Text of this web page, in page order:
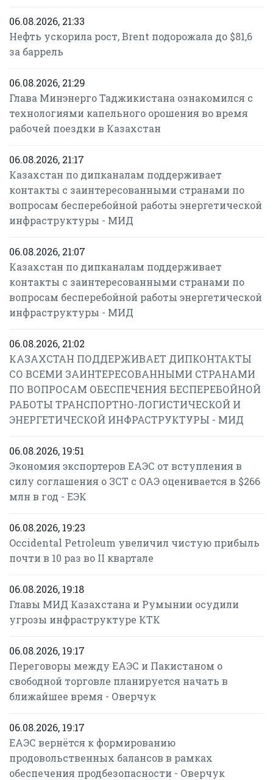
06.08.2026, 21:33
Нефть ускорила рост, Brent подорожала до $81,6
за баррель
06.08.2026, 21:29
Глава Минэнерго Таджикистана ознакомился с
технологиями капельного орошения во время
рабочей поездки в Казахстан
06.08.2026, 21:17
Казахстан по дипканалам поддерживает
контакты с заинтересованными странами по
вопросам бесперебойной работы энергетической
инфраструктуры - МИД
06.08.2026, 21:07
Казахстан по дипканалам поддерживает
контакты с заинтересованными странами по
вопросам бесперебойной работы энергетической
инфраструктуры - МИД
06.08.2026, 21:02
КАЗАХСТАН ПОДДЕРЖИВАЕТ ДИПКОНТАКТЫ
СО ВСЕМИ ЗАИНТЕРЕСОВАННЫМИ СТРАНАМИ
ПО ВОПРОСАМ ОБЕСПЕЧЕНИЯ БЕСПЕРЕБОЙНОЙ
РАБОТЫ ТРАНСПОРТНО-ЛОГИСТИЧЕСКОЙ И
ЭНЕРГЕТИЧЕСКОЙ ИНФРАСТРУКТУРЫ - МИД
06.08.2026, 19:51
Экономия экспортеров ЕАЭС от вступления в
силу соглашения о ЗСТ с ОАЭ оценивается в $266
млн в год - ЕЭК
06.08.2026, 19:23
Occidental Petroleum увеличил чистую прибыль
почти в 10 раз во II квартале
06.08.2026, 19:18
Главы МИД Казахстана и Румынии осудили
угрозы инфраструктуре КТК
06.08.2026, 19:17
Переговоры между ЕАЭС и Пакистаном о
свободной торговле планируется начать в
ближайшее время - Оверчук
06.08.2026, 19:17
ЕАЭС вернётся к формированию
продовольственных балансов в рамках
обеспечения продбезопасности - Оверчук